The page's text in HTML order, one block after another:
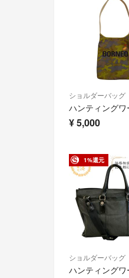
ショルダーバッグ
¥5,000
1%還元
ショルダーバッグ